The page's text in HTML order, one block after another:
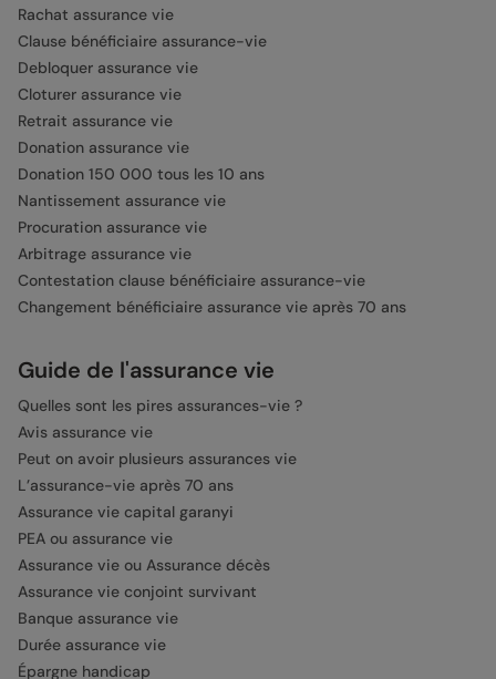
Rachat assurance vie
Clause bénéficiaire assurance-vie
Debloquer assurance vie
Cloturer assurance vie
Retrait assurance vie
Donation assurance vie
Donation 150 000 tous les 10 ans
Nantissement assurance vie
Procuration assurance vie
Arbitrage assurance vie
Contestation clause bénéficiaire assurance-vie
Changement bénéficiaire assurance vie après 70 ans
Guide de l'assurance vie
Quelles sont les pires assurances-vie ?
Avis assurance vie
Peut on avoir plusieurs assurances vie
L’assurance-vie après 70 ans
Assurance vie capital garanyi
PEA ou assurance vie
Assurance vie ou Assurance décès
Assurance vie conjoint survivant
Banque assurance vie
Durée assurance vie
Épargne handicap